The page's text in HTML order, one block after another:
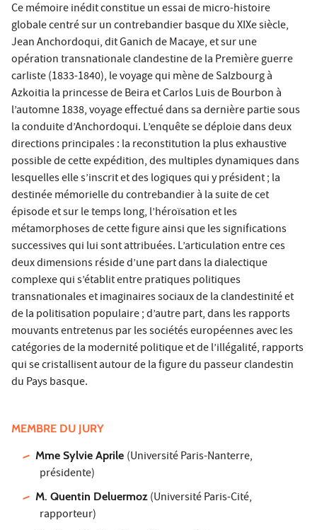
Ce mémoire inédit constitue un essai de micro-histoire
globale centré sur un contrebandier basque du XIXe siècle,
Jean Anchordoqui, dit Ganich de Macaye, et sur une
opération transnationale clandestine de la Première guerre
carliste (1833-1840), le voyage qui mène de Salzbourg à
Azkoitia la princesse de Beira et Carlos Luis de Bourbon à
l’automne 1838, voyage effectué dans sa dernière partie sous
la conduite d’Anchordoqui. L’enquête se déploie dans deux
directions principales : la reconstitution la plus exhaustive
possible de cette expédition, des multiples dynamiques dans
lesquelles elle s’inscrit et des logiques qui y président ; la
destinée mémorielle du contrebandier à la suite de cet
épisode et sur le temps long, l’héroïsation et les
métamorphoses de cette figure ainsi que les significations
successives qui lui sont attribuées. L’articulation entre ces
deux dimensions réside d’une part dans la dialectique
complexe qui s’établit entre pratiques politiques
transnationales et imaginaires sociaux de la clandestinité et
de la politisation populaire ; d’autre part, dans les rapports
mouvants entretenus par les sociétés européennes avec les
catégories de la modernité politique et de l’illégalité, rapports
qui se cristallisent autour de la figure du passeur clandestin
du Pays basque.
MEMBRE DU JURY
Mme Sylvie Aprile (Université Paris-Nanterre,
présidente)
M. Quentin Deluermoz (Université Paris-Cité,
rapporteur)